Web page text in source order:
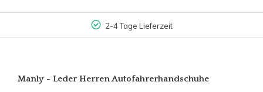
2-4 Tage Lieferzeit
Manly - Leder Herren Autofahrerhandschuhe